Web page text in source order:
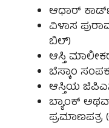
ಆಧಾರ್
ವಿಳಾಸ
ಬಿಲ್)
ಆಸ್ತಿ
ಬೆಸ್ಕಾಂ
ಆಸ್ತಿಯ
ಬ್ಯಾಂಕ್
ಪ್ರಮಾಣಪತ್ರ